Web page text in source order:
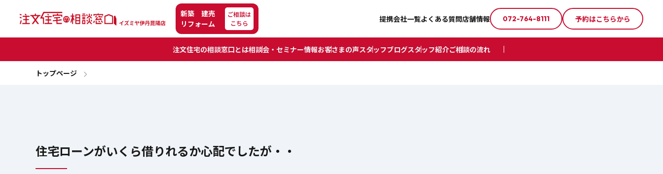
新築 建売
リフォーム
ご相談は
こちら
提携会社一覧よくある質問店舗情報 072-764-8111 予約はこちらから
注文住宅の相談窓口とは相談会・セミナー情報お客さまの声スタッフブログスタッフ紹介ご相談の流れ
トップページ
住宅ローンがいくら借りれるか心配でしたが・・